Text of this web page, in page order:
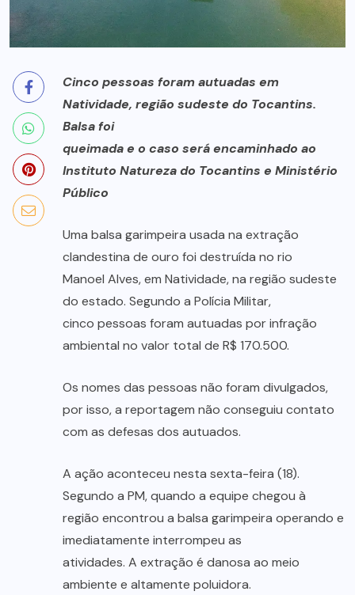
Cinco pessoas foram autuadas em
Natividade, região sudeste do Tocantins.
Balsa foi
queimada e o caso será encaminhado ao
Instituto Natureza do Tocantins e Ministério
Público
Uma balsa garimpeira usada na extração
clandestina de ouro foi destruída no rio
Manoel Alves, em Natividade, na região sudeste
do estado. Segundo a Polícia Militar,
cinco pessoas foram autuadas por infração
ambiental no valor total de R$ 170.500.
Os nomes das pessoas não foram divulgados,
por isso, a reportagem não conseguiu contato
com as defesas dos autuados.
A ação aconteceu nesta sexta-feira (18).
Segundo a PM, quando a equipe chegou à
região encontrou a balsa garimpeira operando e
imediatamente interrompeu as
atividades. A extração é danosa ao meio
ambiente e altamente poluidora.